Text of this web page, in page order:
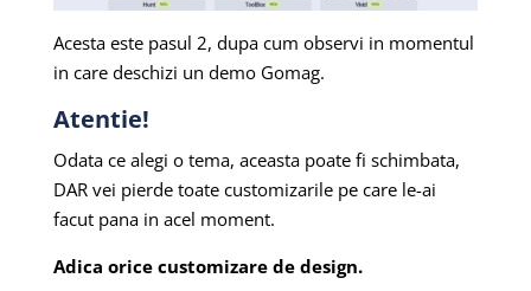
Acesta este pasul 2, dupa cum observi in momentul
in care deschizi un demo Gomag.
Atentie!
Odata ce alegi o tema, aceasta poate fi schimbata,
DAR vei pierde toate customizarile pe care le-ai
facut pana in acel moment.
Adica orice customizare de design.